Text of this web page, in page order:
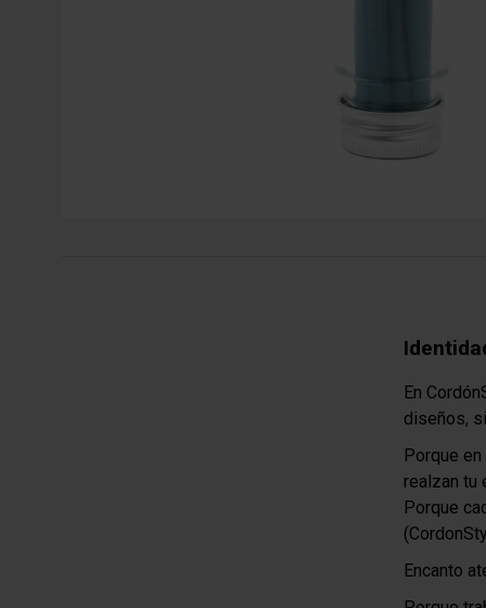
En
diseños,
Porque
realzan tu
Porque
Encanto